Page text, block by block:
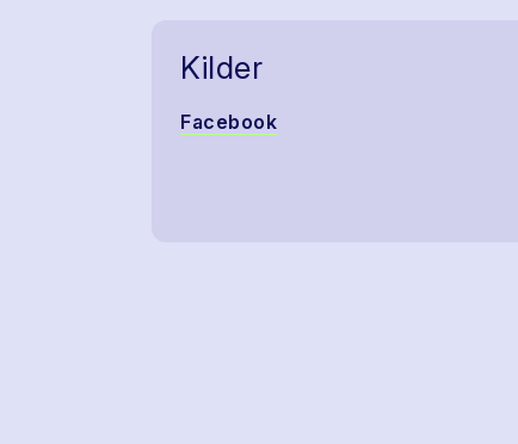
Kilder
Facebook